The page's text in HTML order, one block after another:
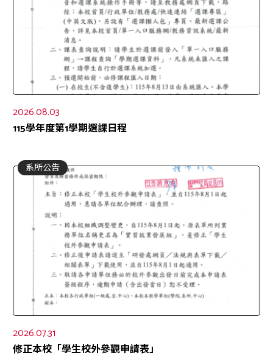
2026.08.03
115學年度第1學期選課日程
系所公告
2026.07.31
修正本校「學生校外參觀申請表」